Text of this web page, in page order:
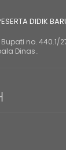
DIDIK
no. 440.1/
Dinas..